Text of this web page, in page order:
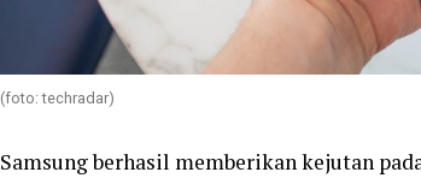
(foto: techradar)
Samsung berhasil memberikan kejutan